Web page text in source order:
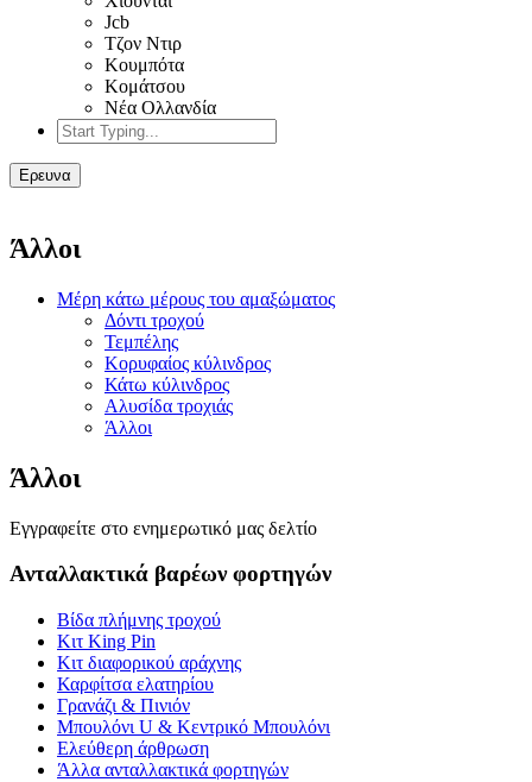
Jcb
Τζον Ντιρ
Κουμπότα
Κομάτσου
Νέα Ολλανδία
Ερευνα
Άλλοι
Μέρη κάτω μέρους του αμαξώματος
Δόντι τροχού
Τεμπέλης
Κορυφαίος κύλινδρος
Κάτω κύλινδρος
Αλυσίδα τροχιάς
Άλλοι
Άλλοι
Εγγραφείτε στο ενημερωτικό μας δελτίο
Ανταλλακτικά βαρέων φορτηγών
Βίδα πλήμνης τροχού
Κιτ King Pin
Κιτ διαφορικού αράχνης
Καρφίτσα ελατηρίου
Γρανάζι & Πινιόν
Μπουλόνι U & Κεντρικό Μπουλόνι
Ελεύθερη άρθρωση
Άλλα ανταλλακτικά φορτηγών